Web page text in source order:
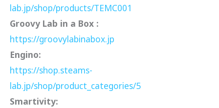
lab.jp/shop/products/TEMC001
Groovy Lab in a Box :
https://groovylabinabox.jp
Engino:
https://shop.steams-
lab.jp/shop/product_categories/5
Smartivity: